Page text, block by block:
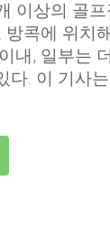
이상의 골
방콕에 위치
내, 일부는
다. 이 기사